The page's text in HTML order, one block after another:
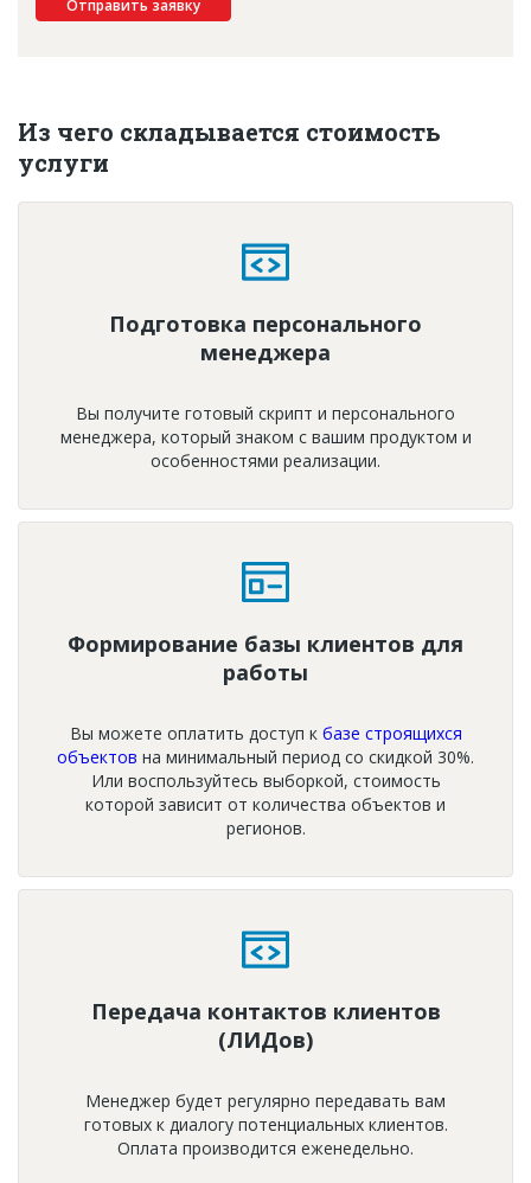
Отправить заявку
Из чего складывается стоимость
услуги
Подготовка персонального
менеджера
Вы получите готовый скрипт и персонального
менеджера, который знаком с вашим продуктом и
особенностями реализации.
Формирование базы клиентов для
работы
Вы можете оплатить доступ к базе строящихся
объектов на минимальный период со скидкой 30%.
Или воспользуйтесь выборкой, стоимость
которой зависит от количества объектов и
регионов.
Передача контактов клиентов
(ЛИДов)
Менеджер будет регулярно передавать вам
готовых к диалогу потенциальных клиентов.
Оплата производится еженедельно.